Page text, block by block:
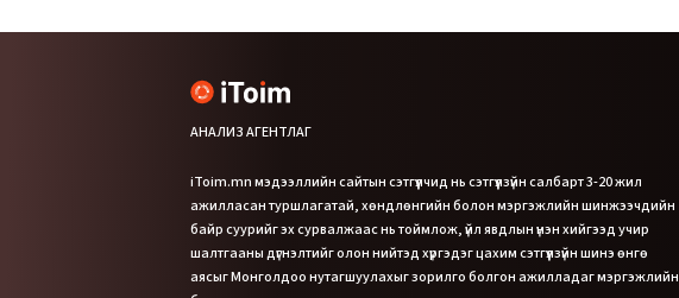
АНАЛИЗ АГЕНТЛАГ
iToim.mn мэдээллийн сайтын сэтгүүлчид нь сэтгүүлзүйн салбарт 3-20 жил
ажилласан туршлагатай, хөндлөнгийн болон мэргэжлийн шинжээчдийн
байр суурийг эх сурвалжаас нь тоймлож, үйл явдлын үнэн хийгээд учир
шалтгааны дүгнэлтийг олон нийтэд хүргэдэг цахим сэтгүүлзүйн шинэ өнгө
аясыг Монголдоо нутагшуулахыг зорилго болгон ажилладаг мэргэжлийн